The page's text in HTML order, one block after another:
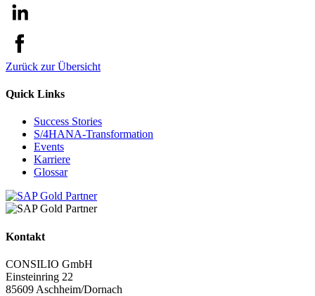
Zurück zur Übersicht
Quick Links
Success Stories
S/4HANA-Transformation
Events
Karriere
Glossar
Kontakt
CONSILIO GmbH
Einsteinring 22
85609 Aschheim/Dornach